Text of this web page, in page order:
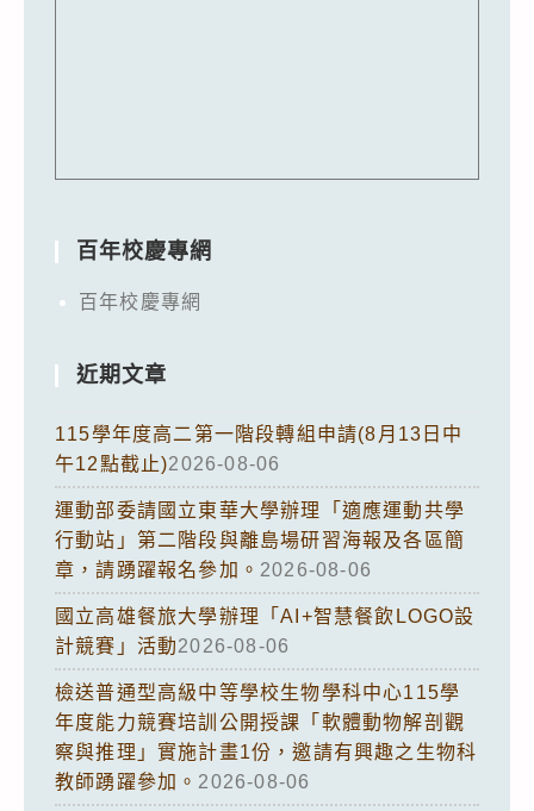
百年校慶專網
百年校慶專網
近期文章
115學年度高二第一階段轉組申請(8月13日中
午12點截止)2026-08-06
運動部委請國立東華大學辦理「適應運動共學
行動站」第二階段與離島場研習海報及各區簡
章，請踴躍報名參加。 2026-08-06
國立高雄餐旅大學辦理「AI+智慧餐飲LOGO設
計競賽」活動2026-08-06
檢送普通型高級中等學校生物學科中心115學
年度能力競賽培訓公開授課「軟體動物解剖觀
察與推理」實施計畫1份，邀請有興趣之生物科
教師踴躍參加。 2026-08-06